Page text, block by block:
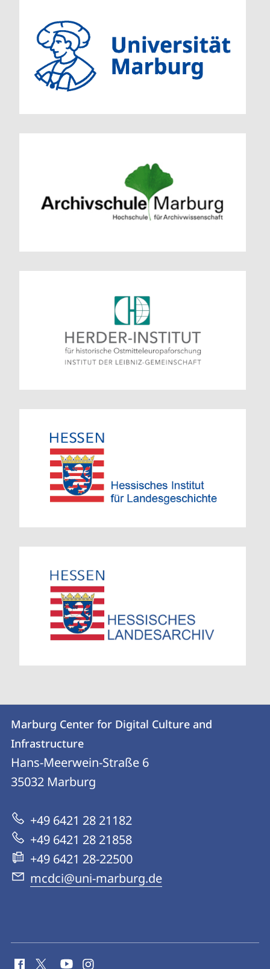
Kontakt
und
Informationen
zur
Website
Kontaktinformationen
Marburg
Center
for
Culture
and
Infrastructure
Marburg Center for Digital Culture and
Infrastructure
Hans-Meerwein-Straße 6
35032 Marburg
+49 6421 28 21182
+49 6421 28 21858
+49 6421 28-22500
mcdci@uni-marburg.de